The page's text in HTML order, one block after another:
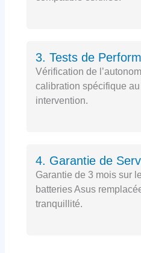
3. Tests de
Vérification de
calibration spécifique
intervention.
4. Garantie de
Garantie de 3 mois sur
batteries Asus
tranquillité.